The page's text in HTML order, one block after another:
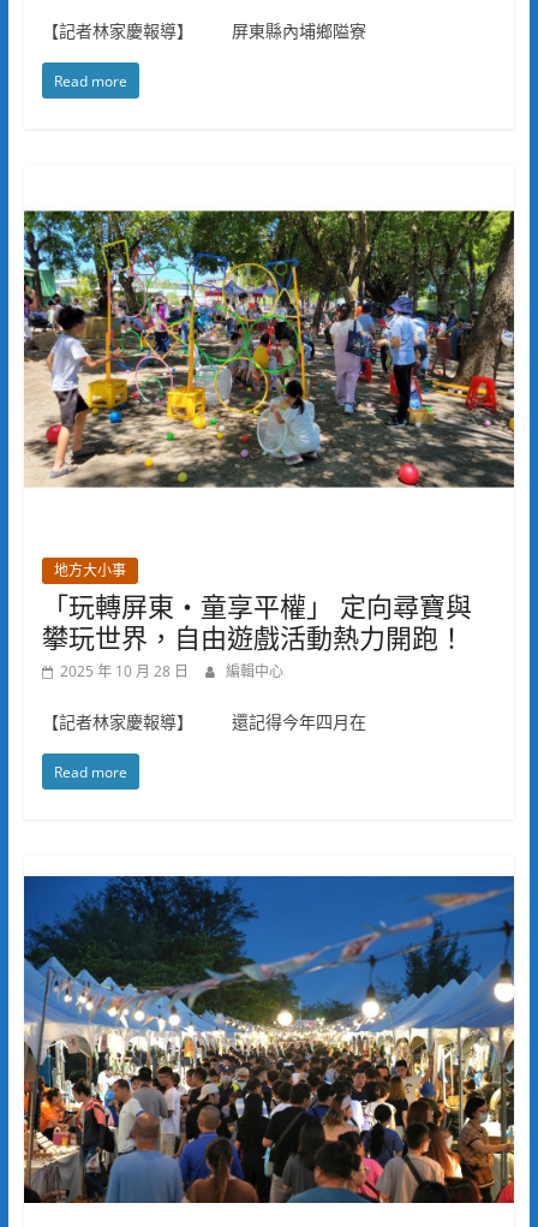
【記者林家慶報導】 屏東縣內埔鄉隘寮
Read more
地方大小事
「玩轉屏東‧童享平權」 定向尋寶與
攀玩世界，自由遊戲活動熱力開跑！
2025 年 10 月 28 日 編輯中心
【記者林家慶報導】 還記得今年四月在
Read more